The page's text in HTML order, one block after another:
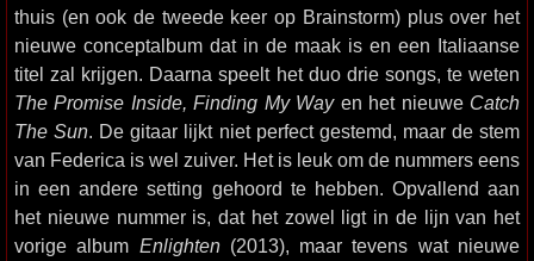
thuis (en ook de tweede keer op Brainstorm) plus over het
nieuwe conceptalbum dat in de maak is en een Italiaanse
titel zal krijgen. Daarna speelt het duo drie songs, te weten
The Promise Inside, Finding My Wayen het nieuwe Catch
The Sun. De gitaar lijkt niet perfect gestemd, maar de stem
van Federica is wel zuiver. Het is leuk om de nummers eens
in een andere setting gehoord te hebben. Opvallend aan
het nieuwe nummer is, dat het zowel ligt in de lijn van het
vorige album Enlighten(2013), maar tevens wat nieuwe